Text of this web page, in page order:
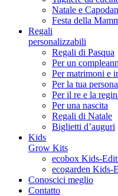
Natale e
Festa della
Regali
personalizzabili
Regali di Pasqua
Per un
Per matrimoni e
Per la tua
Per il re e la
Per una nascita
Regali di Natale
Biglietti d’auguri
Kids
Grow Kits
ecobox Kids-
ecogarden Kids-
Conoscici meglio
Contatto